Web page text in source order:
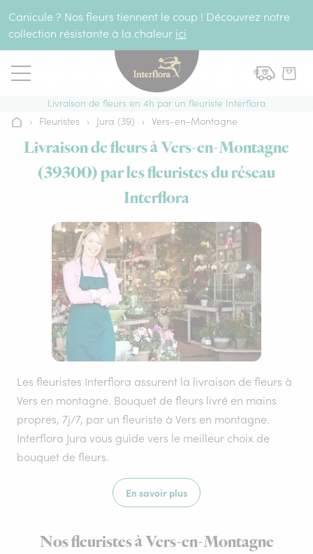
Canicule ? Nos fleurs tiennent le coup ! Découvrez notre
collection résistante à la chaleur ici
Livraison de fleurs en 4h par un fleuriste Interflora
Accueil
› Fleuristes › Jura (39) › Vers-en-Montagne
Livraison de fleurs à Vers-en-Montagne
(39300) par les fleuristes du réseau
Interflora
Les fleuristes Interflora assurent la livraison de fleurs à
Vers en montagne. Bouquet de fleurs livré en mains
propres, 7j/7, par un fleuriste à Vers en montagne.
Interflora Jura vous guide vers le meilleur choix de
bouquet de fleurs.
En savoir plus
Nos fleuristes à Vers-en-Montagne